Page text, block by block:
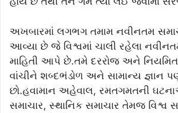
અખબારમાં લગભગ તમામ નવીનતમ
આવ્યા છે જે વિશ્વમાં ચાલી રહેલા
માહિતી આપે છે.તમે દરરોજ અને
વાંચીને શબ્દભંડોળ અને સામાન્ય જ્ઞાન
છો.હવામાન અહેવાલ, રમતગમતની
સમાચાર, સ્થાનિક સમાચાર તેમજ વિશ્વ